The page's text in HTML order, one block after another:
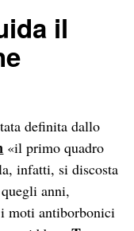
il
definita dallo
«il primo quadro
infatti, si discosta
anni,
moti antiborbonici